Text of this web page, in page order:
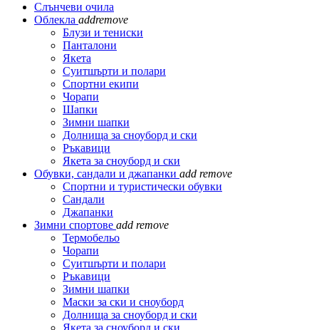
Слънчеви очила
Облекла addremove
Блузи и тениски
Панталони
Якета
Суитшърти и полари
Спортни екипи
Чорапи
Шапки
Зимни шапки
Долнища за сноуборд и ски
Ръкавици
Якета за сноуборд и ски
Обувки, сандали и джапанки add remove
Спортни и туристически обувки
Сандали
Джапанки
Зимни спортове add remove
Термобельо
Чорапи
Суитшърти и полари
Ръкавици
Зимни шапки
Маски за ски и сноуборд
Долнища за сноуборд и ски
Якета за сноуборд и ски